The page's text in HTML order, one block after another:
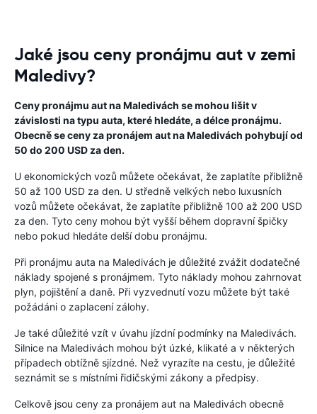
Jaké jsou ceny pronájmu aut v zemi
Maledivy?
Ceny pronájmu aut na Maledivách se mohou lišit v
závislosti na typu auta, které hledáte, a délce pronájmu.
Obecně se ceny za pronájem aut na Maledivách pohybují od
50 do 200 USD za den.
U ekonomických vozů můžete očekávat, že zaplatíte přibližně
50 až 100 USD za den. U středně velkých nebo luxusních
vozů můžete očekávat, že zaplatíte přibližně 100 až 200 USD
za den. Tyto ceny mohou být vyšší během dopravní špičky
nebo pokud hledáte delší dobu pronájmu.
Při pronájmu auta na Maledivách je důležité zvážit dodatečné
náklady spojené s pronájmem. Tyto náklady mohou zahrnovat
plyn, pojištění a daně. Při vyzvednutí vozu můžete být také
požádáni o zaplacení zálohy.
Je také důležité vzít v úvahu jízdní podmínky na Maledivách.
Silnice na Maledivách mohou být úzké, klikaté a v některých
případech obtížně sjízdné. Než vyrazíte na cestu, je důležité
seznámit se s místními řidičskými zákony a předpisy.
Celkově jsou ceny za pronájem aut na Maledivách obecně